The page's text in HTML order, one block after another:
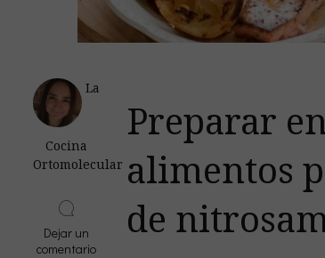
La
Cocina
Ortomolecular
Dejar un
comentarioen
Preparar
alimentos
de